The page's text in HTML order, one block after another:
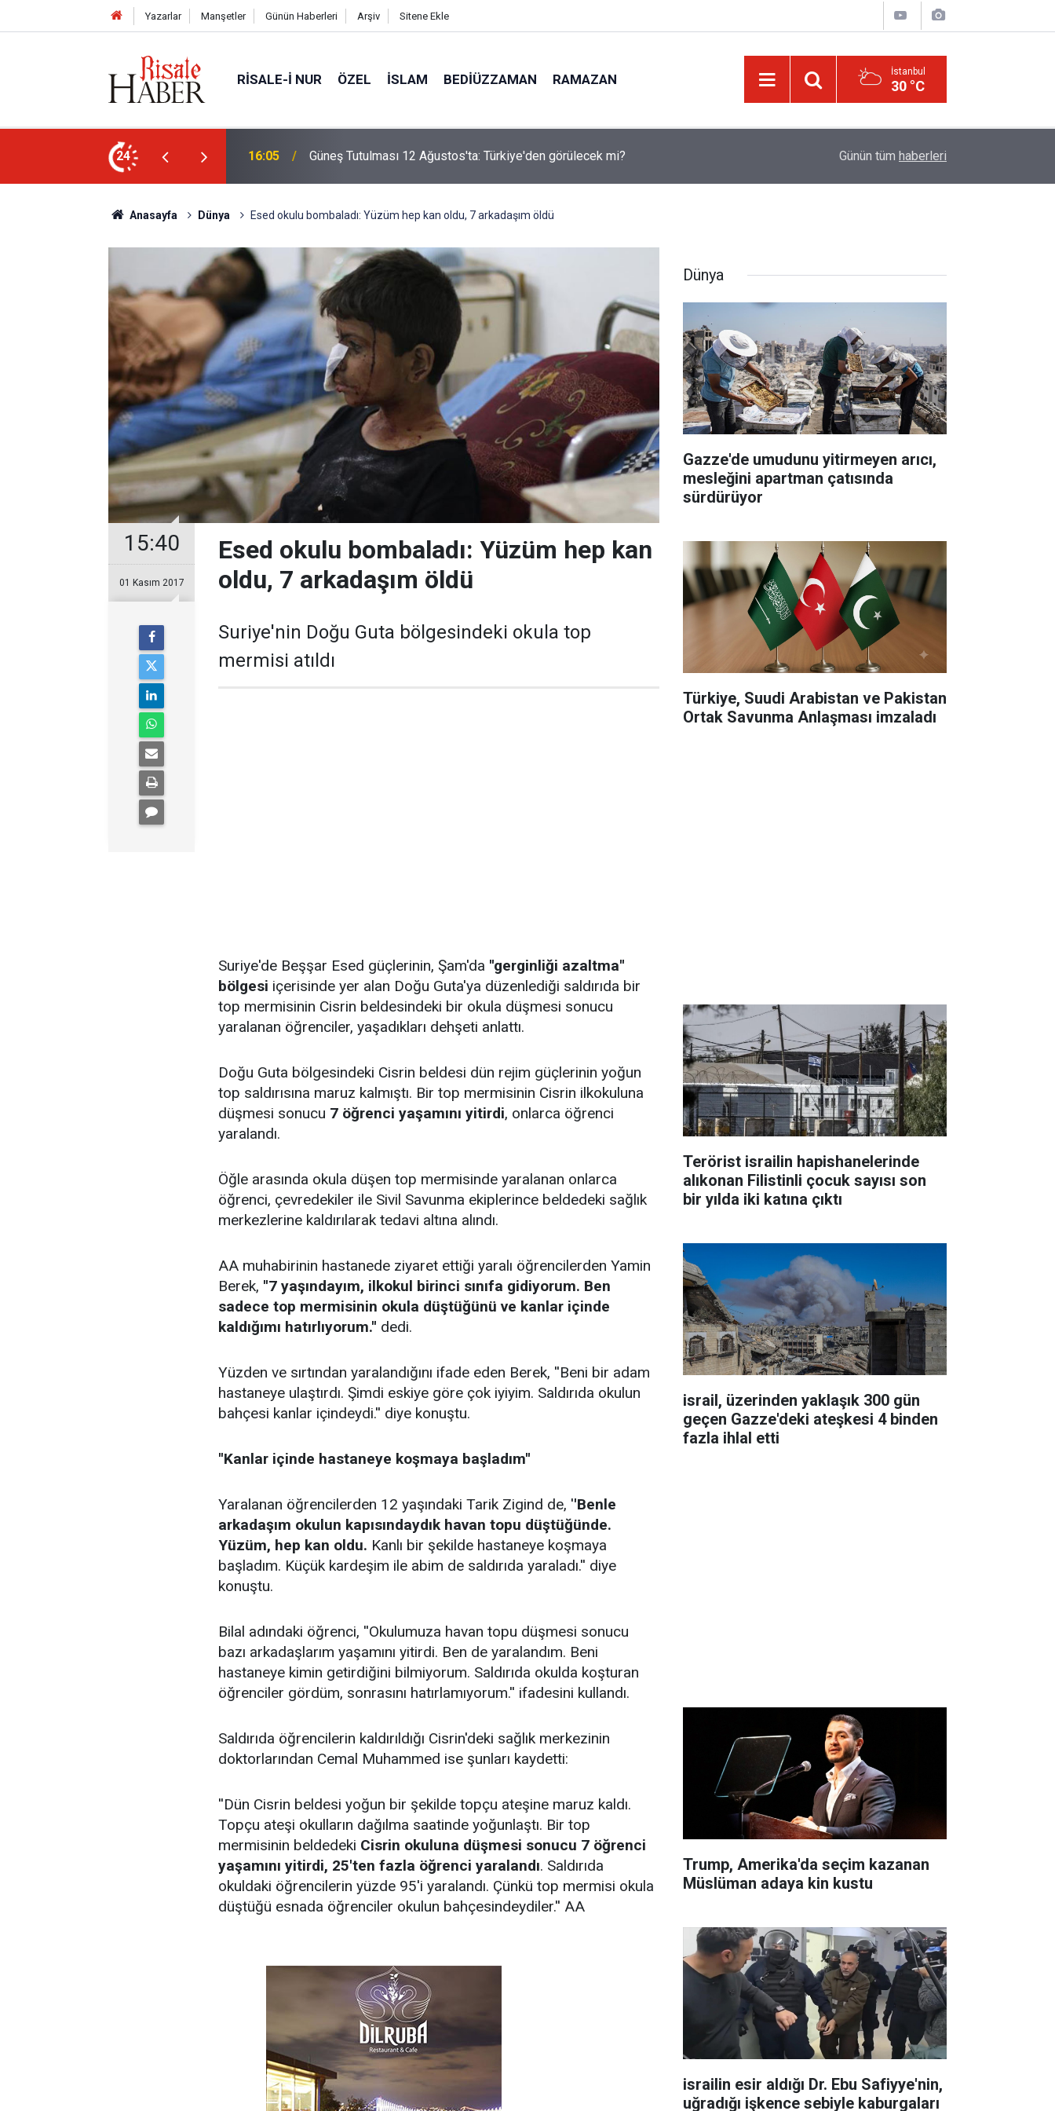
Yazarlar Manşetler Günün Haberleri Arşiv Sitene Ekle
RISALE-I NUR ÖZEL İSLAM BEDIÜZZAMAN RAMAZAN İstanbul
30 °C
24
görülecek mi? 14:30 Risale-i Nur'u kendine oku kendine, başkasına değil!
atabilir' uyarısı
Günün tüm haberleri
Anasayfa Dünya Esed okulu bombaladı: Yüzüm hep kan oldu, 7 arkadaşım öldü
15:40
01 Kasım 2017
Esed okulu bombaladı: Yüzüm hep kan
oldu, 7 arkadaşım öldü
Suriye'nin Doğu Guta bölgesindeki okula top
mermisi atıldı
Suriye'de Beşşar Esed güçlerinin, Şam'da ''gerginliği azaltma''
bölgesi içerisinde yer alan Doğu Guta'ya düzenlediği saldırıda bir
top mermisinin Cisrin beldesindeki bir okula düşmesi sonucu
yaralanan öğrenciler, yaşadıkları dehşeti anlattı.
Doğu Guta bölgesindeki Cisrin beldesi dün rejim güçlerinin yoğun
top saldırısına maruz kalmıştı. Bir top mermisinin Cisrin ilkokuluna
düşmesi sonucu 7 öğrenci yaşamını yitirdi, onlarca öğrenci
yaralandı.
Öğle arasında okula düşen top mermisinde yaralanan onlarca
öğrenci, çevredekiler ile Sivil Savunma ekiplerince beldedeki sağlık
merkezlerine kaldırılarak tedavi altına alındı.
AA muhabirinin hastanede ziyaret ettiği yaralı öğrencilerden Yamin
Berek, ''7 yaşındayım, ilkokul birinci sınıfa gidiyorum. Ben
sadece top mermisinin okula düştüğünü ve kanlar içinde
kaldığımı hatırlıyorum.'' dedi.
Yüzden ve sırtından yaralandığını ifade eden Berek, ''Beni bir adam
hastaneye ulaştırdı. Şimdi eskiye göre çok iyiyim. Saldırıda okulun
bahçesi kanlar içindeydi.'' diye konuştu.
''Kanlar içinde hastaneye koşmaya başladım''
Yaralanan öğrencilerden 12 yaşındaki Tarik Zigind de, ''Benle
arkadaşım okulun kapısındaydık havan topu düştüğünde.
Yüzüm, hep kan oldu. Kanlı bir şekilde hastaneye koşmaya
başladım. Küçük kardeşim ile abim de saldırıda yaraladı.'' diye
konuştu.
Bilal adındaki öğrenci, ''Okulumuza havan topu düşmesi sonucu
bazı arkadaşlarım yaşamını yitirdi. Ben de yaralandım. Beni
hastaneye kimin getirdiğini bilmiyorum. Saldırıda okulda koşturan
öğrenciler gördüm, sonrasını hatırlamıyorum.'' ifadesini kullandı.
Saldırıda öğrencilerin kaldırıldığı Cisrin'deki sağlık merkezinin
doktorlarından Cemal Muhammed ise şunları kaydetti:
''Dün Cisrin beldesi yoğun bir şekilde topçu ateşine maruz kaldı.
Topçu ateşi okulların dağılma saatinde yoğunlaştı. Bir top
mermisinin beldedeki Cisrin okuluna düşmesi sonucu 7 öğrenci
yaşamını yitirdi, 25'ten fazla öğrenci yaralandı. Saldırıda
okuldaki öğrencilerin yüzde 95'i yaralandı. Çünkü top mermisi okula
düştüğü esnada öğrenciler okulun bahçesindeydiler.'' AA
Dünya
Gazze'de umudunu yitirmeyen arıcı,
mesleğini apartman çatısında
sürdürüyor
Türkiye, Suudi Arabistan ve Pakistan
Ortak Savunma Anlaşması imzaladı
Terörist israilin hapishanelerinde
alıkonan Filistinli çocuk sayısı son
bir yılda iki katına çıktı
israil, üzerinden yaklaşık 300 gün
geçen Gazze'deki ateşkesi 4 binden
fazla ihlal etti
Trump, Amerika'da seçim kazanan
Müslüman adaya kin kustu
israilin esir aldığı Dr. Ebu Safiyye'nin,
uğradığı işkence sebiyle kaburgaları